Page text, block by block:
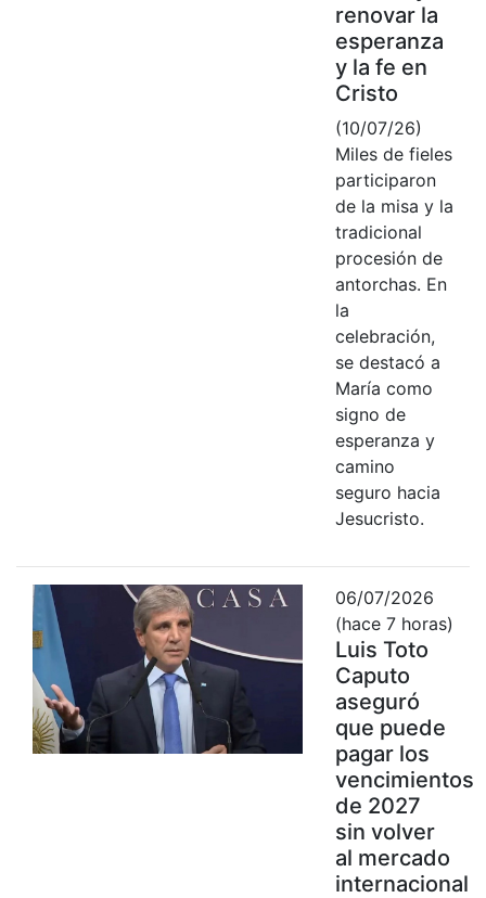
renovar la
esperanza
y la fe en
Cristo
(10/07/26)
Miles de fieles
participaron
de la misa y la
tradicional
procesión de
antorchas. En
la
celebración,
se destacó a
María como
signo de
esperanza y
camino
seguro hacia
Jesucristo.
06/07/2026
(hace 7 horas)
Luis Toto
Caputo
aseguró
que puede
pagar los
vencimientos
de 2027
sin volver
al mercado
internacional